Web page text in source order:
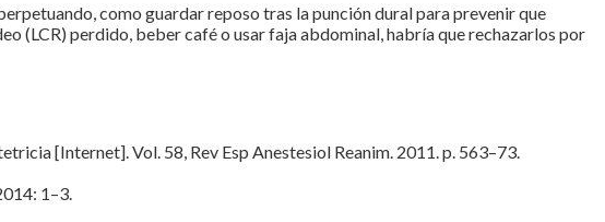
como guardar reposo tras la punción dural para prevenir que
(LCR) perdido, beber café o usar faja abdominal, habría que rechazarlos por
[Internet]. Vol. 58, Rev Esp Anestesiol Reanim. 2011. p. 563–73.
1–3.